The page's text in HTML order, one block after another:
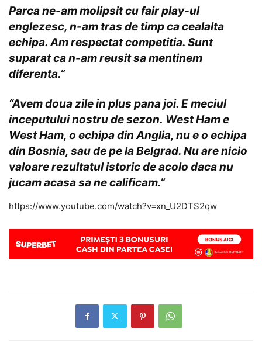
Parca ne-am molipsit cu fair play-ul
englezesc, n-am tras de timp ca cealalta
echipa. Am respectat competitia. Sunt
suparat ca n-am reusit sa mentinem
diferenta.”
“Avem doua zile in plus pana joi. E meciul
inceputului nostru de sezon. West Ham e
West Ham, o echipa din Anglia, nu e o echipa
din Bosnia, sau de pe la Belgrad. Nu are nicio
valoare rezultatul istoric de acolo daca nu
jucam acasa sa ne calificam.”
https://www.youtube.com/watch?v=xn_U2DTS2qw